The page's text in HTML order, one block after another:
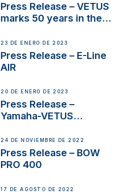
Press Release – VETUS
marks 50 years in the
23 DE ENERO DE 2023
Press Release – E-Line
AIR
20 DE ENERO DE 2023
Press Release –
Yamaha-VETUS
24 DE NOVIEMBRE DE 2022
Press Release – BOW
PRO 400
17 DE AGOSTO DE 2022